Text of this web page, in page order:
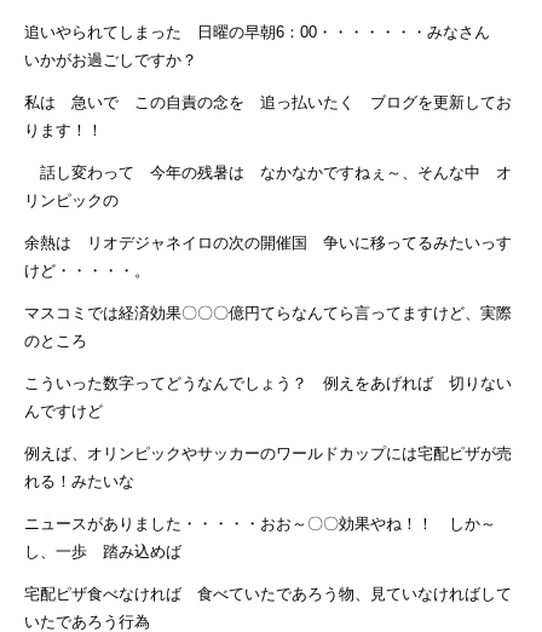
追いやられてしまった 日曜の早朝6：00・・・・・・・みなさん
いかがお過ごしですか？
私は 急いで この自責の念を 追っ払いたく ブログを更新してお
ります！！
話し変わって 今年の残暑は なかなかですねぇ～、そんな中 オ
リンピックの
余熱は リオデジャネイロの次の開催国 争いに移ってるみたいっす
けど・・・・・。
マスコミでは経済効果〇〇〇億円てらなんてら言ってますけど、実際
のところ
こういった数字ってどうなんでしょう？ 例えをあげれば 切りない
んですけど
例えば、オリンピックやサッカーのワールドカップには宅配ピザが売
れる！みたいな
ニュースがありました・・・・・おお～〇〇効果やね！！ しか～
し、一歩 踏み込めば
宅配ピザ食べなければ 食べていたであろう物、見ていなければして
いたであろう行為